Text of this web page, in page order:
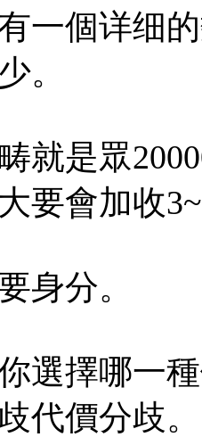
一個详细
。
就是眾
要會加收
身分。
選擇哪一
代價分歧。